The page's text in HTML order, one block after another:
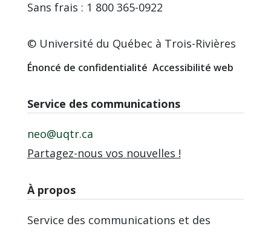
Sans frais : 1 800 365-0922
© Université du Québec à Trois-Rivières
Énoncé de confidentialité Accessibilité web
Service des communications
neo@uqtr.ca
Partagez-nous vos nouvelles !
À propos
Service des communications et des